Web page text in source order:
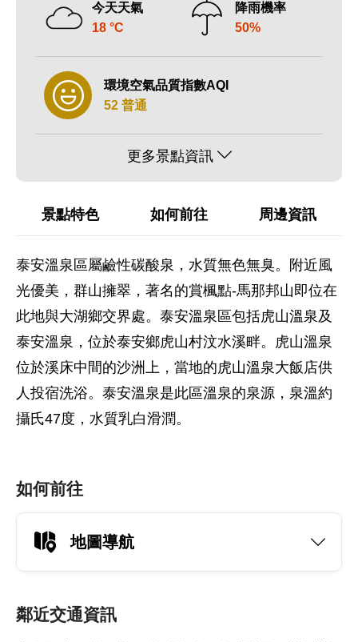
今天天氣
18 °C
降雨機率
50%
環境空氣品質指數AQI
52 普通
更多景點資訊
景點特色 如何前往 周邊資訊
泰安溫泉區屬鹼性碳酸泉，水質無色無臭。附近風
光優美，群山擁翠，著名的賞楓點-馬那邦山即位在
此地與大湖鄉交界處。泰安溫泉區包括虎山溫泉及
泰安溫泉，位於泰安鄉虎山村汶水溪畔。虎山溫泉
位於溪床中間的沙洲上，當地的虎山溫泉大飯店供
人投宿洗浴。泰安溫泉是此區溫泉的泉源，泉溫約
攝氏47度，水質乳白滑潤。
如何前往
地圖導航
鄰近交通資訊